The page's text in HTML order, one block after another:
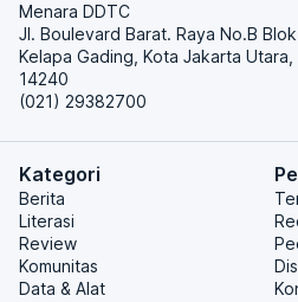
Menara DDTC
Jl. Boulevard Barat. Raya No.B Blok
Kelapa Gading, Kota Jakarta Utara,
14240
(021) 29382700
Kategori
Berita
Literasi
Review
Komunitas
Data & Alat